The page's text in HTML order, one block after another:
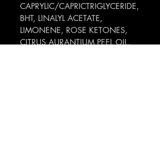
CAPRYLIC/CAPRICTRIGLYCERIDE,
BHT, LINALYL ACETATE,
LIMONENE, ROSE KETONES,
CITRUS AURANTIUM PEEL OIL,